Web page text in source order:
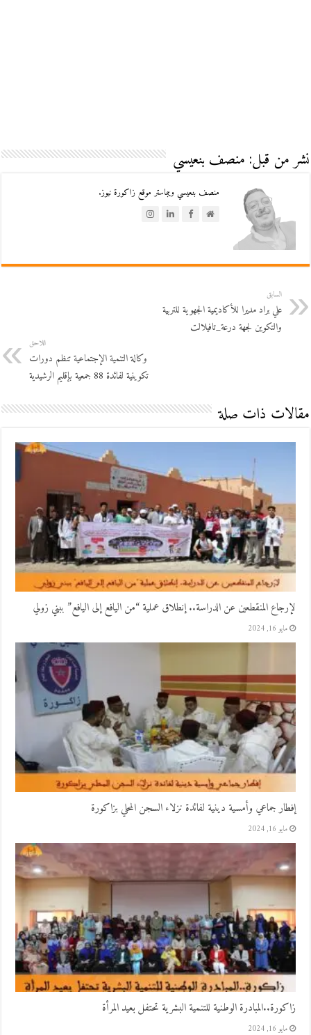
نشر من قبل: منصف بنعيسي
منصف بنعيسي ويبماستر موقع زاكورة نيوز.
السابق
علي براد مديرا للأكاديمية الجهوية للتربية
والتكوين لجهة درعة_تافيلالت
اللاحق
وكالة التنمية الإجتماعية تنظم دورات
تكوينية لفائدة 88 جمعية بإقليم الرشيدية
مقالات ذات صلة
لإرجاع المنقطعين عن الدراسة.. إنطلاق عملية “من اليافع إلى اليافع” ببني زولي
مايو 16, 2024
إفطار جماعي وأمسية دينية لفائدة نزلاء السجن المحلي بزاكورة
مايو 16, 2024
زاكورة..المبادرة الوطنية للتنمية البشرية تحتفل بعيد المرأة
مايو 16, 2024